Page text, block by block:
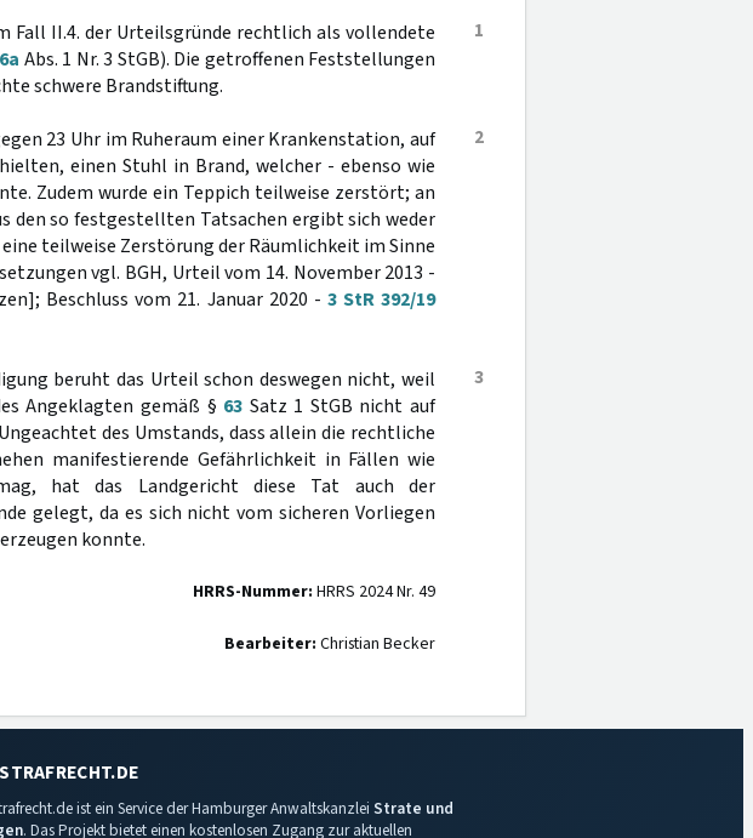
1
Fall II.4. der Urteilsgründe rechtlich als vollendete
Abs. 1 Nr. 3 StGB). Die getroffenen Feststellungen
schwere Brandstiftung.
2
23 Uhr im Ruheraum einer Krankenstation, auf
einen Stuhl in Brand, welcher - ebenso wie
Zudem wurde ein Teppich teilweise zerstört; an
den so festgestellten Tatsachen ergibt sich weder
teilweise Zerstörung der Räumlichkeit im Sinne
vgl. BGH, Urteil vom 14. November 2013 -
Beschluss vom 21. Januar 2020 - 3 StR 392/19
3
beruht das Urteil schon deswegen nicht, weil
Angeklagten gemäß § 63 Satz 1 StGB nicht auf
des Umstands, dass allein die rechtliche
manifestierende Gefährlichkeit in Fällen wie
hat das Landgericht diese Tat auch der
gelegt, da es sich nicht vom sicheren Vorliegen
konnte.
HRRS-Nummer: HRRS 2024 Nr. 49
Bearbeiter: Christian Becker
ist ein Service der Hamburger Anwaltskanzlei Strate und
. Das Projekt bietet einen kostenlosen Zugang zur aktuellen